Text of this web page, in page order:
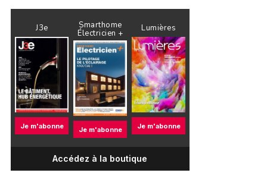
J3e
Je m'abonne
Smarthome
Électricien +
Je m'abonne
Lumières
Je m'abonne
Accédez à la boutique